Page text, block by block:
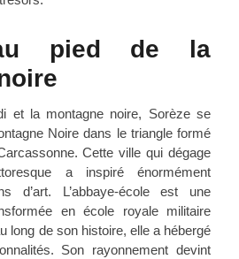
pied de la
et la montagne noire, Sorèze se
Noire dans le triangle formé
Cette ville qui dégage
a inspiré énormément
d’art. L’abbaye-école est une
en école royale militaire
long de son histoire, elle a hébergé
Son rayonnement devint